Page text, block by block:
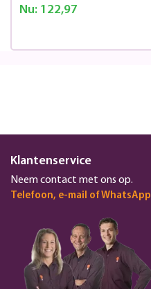
Nu:122,97
Klantenservice
Neem contact met ons op.
Telefoon, e-mail of WhatsApp